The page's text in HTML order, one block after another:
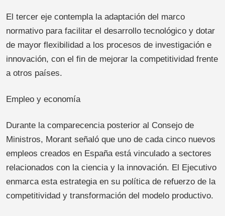
El tercer eje contempla la adaptación del marco
normativo para facilitar el desarrollo tecnológico y dotar
de mayor flexibilidad a los procesos de investigación e
innovación, con el fin de mejorar la competitividad frente
a otros países.
Empleo y economía
Durante la comparecencia posterior al Consejo de
Ministros, Morant señaló que uno de cada cinco nuevos
empleos creados en España está vinculado a sectores
relacionados con la ciencia y la innovación. El Ejecutivo
enmarca esta estrategia en su política de refuerzo de la
competitividad y transformación del modelo productivo.